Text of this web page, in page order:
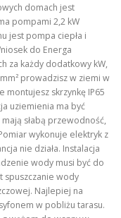
domach jest
pompami 2,2 kW
jest pompa ciepła i
do Energa
za każdy dodatkowy kW,
prowadzisz w ziemi w
montujesz skrzynkę IP65
uziemienia ma być
słabą przewodność,
wykonuje elektryk z
nie działa. Instalacja
wody musi być do
spuszczanie wody
Najlepiej na
w pobliżu tarasu.